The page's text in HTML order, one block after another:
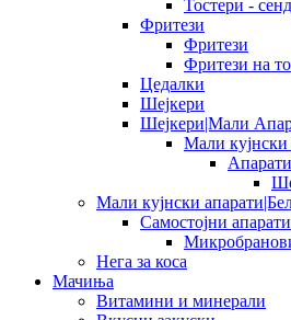
Тостери -
Фритези
Фритези
Фритези на
Цедалки
Шејкери
Шејкери|Мали
Мали кујнски
Мали кујнски
Самостојни апарати
Нега за коса
Мачиња
Витамини и минерали